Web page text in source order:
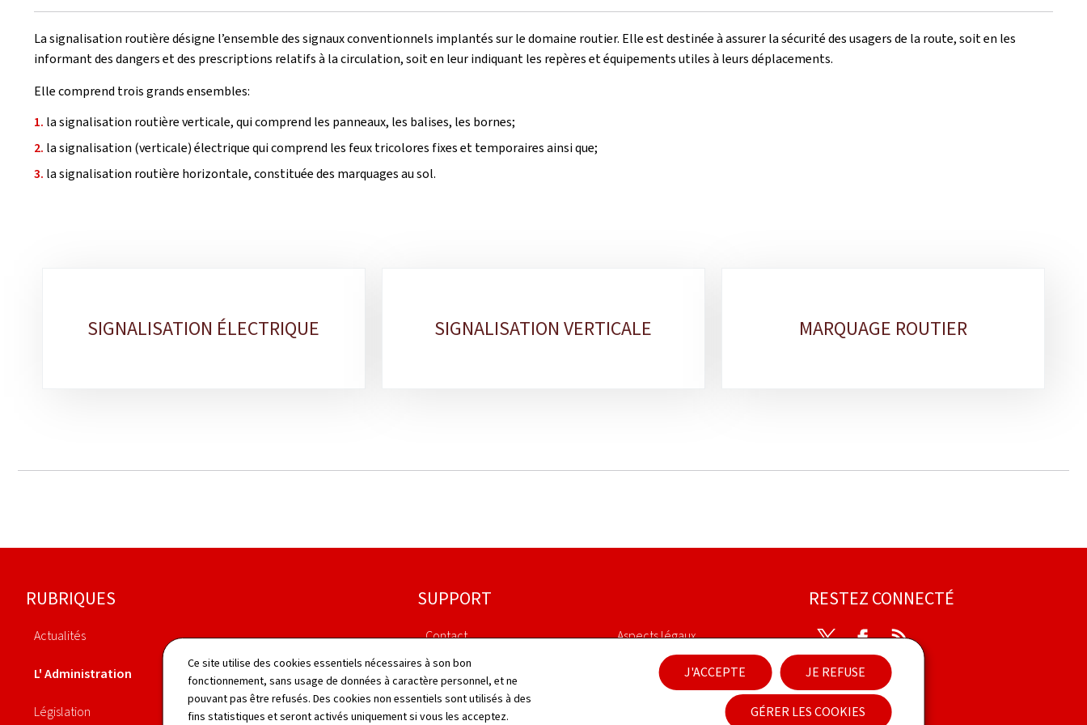
Ce site utilise des cookies essentiels nécessaires à son bon
fonctionnement, sans usage de données à caractère personnel, et ne
pouvant pas être refusés. Des cookies non essentiels sont utilisés à des
fins statistiques et seront activés uniquement si vous les acceptez.
J'ACCEPTE JE REFUSE
GÉRER LES COOKIES
La signalisation routière désigne l’ensemble des signaux conventionnels implantés sur le domaine routier. Elle est destinée à assurer la sécurité des usagers de la route, soit en les
informant des dangers et des prescriptions relatifs à la circulation, soit en leur indiquant les repères et équipements utiles à leurs déplacements.
Elle comprend trois grands ensembles:
la signalisation routière verticale, qui comprend les panneaux, les balises, les bornes;
la signalisation (verticale) électrique qui comprend les feux tricolores fixes et temporaires ainsi que;
la signalisation routière horizontale, constituée des marquages au sol.
rubriquesSIGNALISATION ÉLECTRIQUE SIGNALISATION VERTICALE MARQUAGE ROUTIER
Pied
de
RUBRIQUES
Actualités
L' Administration
Législation
Identifiant unique Peppol
SUPPORT
Contact
Plan du site
À propos du site
Aspects légaux
Déclaration d'accessibilité
RESTEZ CONNECTÉ
TwitterFacebook
RSS
Newsletter